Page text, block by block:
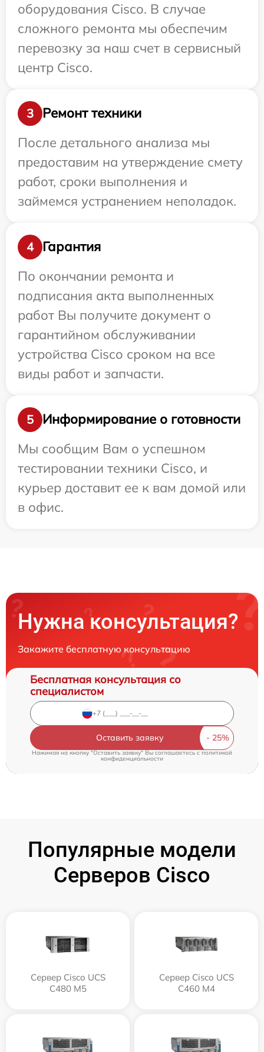
оборудования Cisco. В случае
сложного ремонта мы обеспечим
перевозку за наш счет в сервисный
центр Cisco.
3
Ремонт техники
После детального анализа мы
предоставим на утверждение смету
работ, сроки выполнения и
займемся устранением неполадок.
4
Гарантия
По окончании ремонта и
подписания акта выполненных
работ Вы получите документ о
гарантийном обслуживании
устройства Cisco сроком на все
виды работ и запчасти.
5
Информирование о готовности
Мы сообщим Вам о успешном
тестировании техники Cisco, и
курьер доставит ее к вам домой или
в офис.
Нужна консультация?
Закажите бесплатную консультацию
Бесплатная консультация со
специалистом
Оставить заявку
Нажимая на кнопку "Оставить заявку" Вы соглашаетесь cполитикой
конфиденциальности
Популярные модели
Серверов Cisco
Сервер Cisco UCS
C480 M5
Сервер Cisco UCS
C460 M4